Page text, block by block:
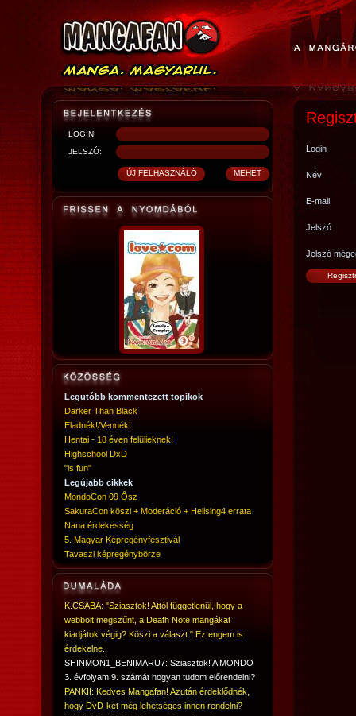
LOGIN:
JELSZÓ:
Legutóbb kommentezett topikok
Darker Than Black
Eladnék!/Vennék!
Hentai - 18 éven felülieknek!
Highschool DxD
"is fun"
Legújabb cikkek
MondoCon 09 Ősz
SakuraCon köszi + Moderáció + Hellsing4 errata
Nana érdekesség
5. Magyar Képregényfesztivál
Tavaszi képregénybörze
K.CSABA: "Sziasztok! Attól függetlenül, hogy a
webbolt megszűnt, a Death Note mangákat
kiadjátok végig? Köszi a választ." Ez engem is
érdekelne.
SHINMON1_BENIMARU7: Sziasztok! A MONDO
3. évfolyam 9. számát hogyan tudom előrendelni?
PANKII: Kedves Mangafan! Azután érdeklődnék,
hogy DvD-ket még lehetséges innen rendelni?
Login
Név
E-mail
Jelszó
Jelszó